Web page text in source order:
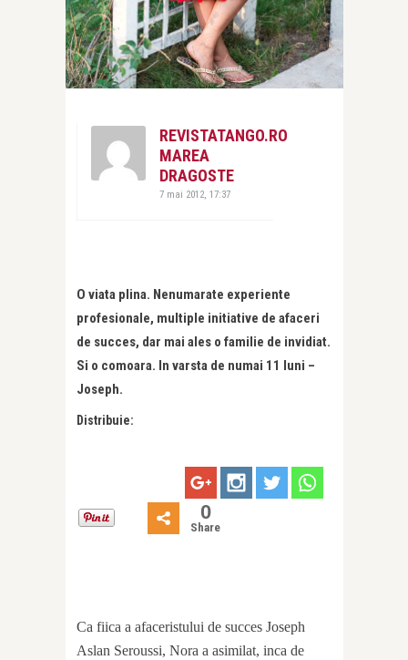
REVISTATANGO.RO
MAREA
DRAGOSTE
7 mai 2012, 17:37
O viata plina. Nenumarate experiente
profesionale, multiple initiative de afaceri
de succes, dar mai ales o familie de invidiat.
Si o comoara. In varsta de numai 11 luni –
Joseph.
Distribuie:
0
Share
Ca fiica a afaceristului de succes Joseph
Aslan Seroussi, Nora a asimilat, inca de